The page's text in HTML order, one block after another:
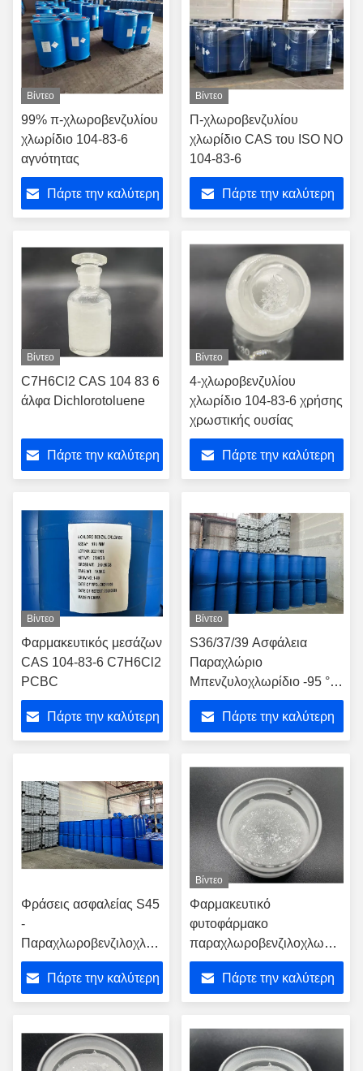
Βίντεο
99% π-χλωροβενζυλίου
χλωρίδιο 104-83-6
αγνότητας
Πάρτε την καλύτερη
Βίντεο
Π-χλωροβενζυλίου
χλωρίδιο CAS του ISO ΝΟ
104-83-6
Πάρτε την καλύτερη
Βίντεο
C7H6Cl2 CAS 104 83 6
άλφα Dichlorotoluene
Πάρτε την καλύτερη
Βίντεο
4-χλωροβενζυλίου
χλωρίδιο 104-83-6 χρήσης
χρωστικής ουσίας
Πάρτε την καλύτερη
Βίντεο
Φαρμακευτικός μεσάζων
CAS 104-83-6 C7H6Cl2
PCBC
Πάρτε την καλύτερη
Βίντεο
S36/37/39 Ασφάλεια
Παραχλώριο
Μπενζυλοχλωρίδιο -95 °C
Σημείο τήξης Αριθμός
CAS 104-83-6
Πάρτε την καλύτερη
Φράσεις ασφαλείας S45
-
Παραχλωροβενζιλοχλωριούχο
με σημείο τήξης -95 °C
Πάρτε την καλύτερη
Βίντεο
Φαρμακευτικό
φυτοφάρμακο
παραχλωροβενζιλοχλωρίδιο
ISO5001
Πάρτε την καλύτερη